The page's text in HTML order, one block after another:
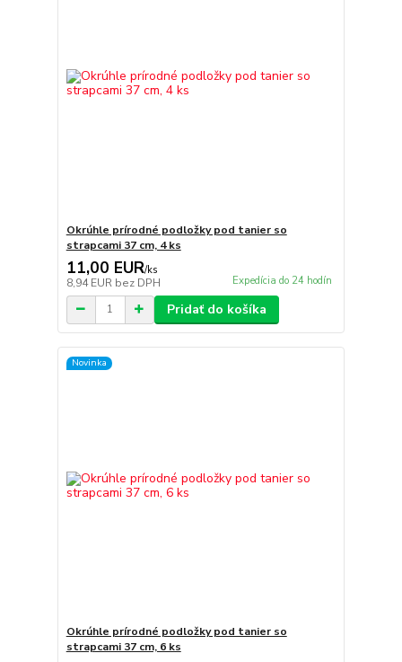
Okrúhle prírodné podložky pod tanier so
strapcami 37 cm, 4 ks
11,00 EUR/ks
8,94 EUR bez DPH Expedícia do 24 hodín
Pridať do košíka
Novinka
Okrúhle prírodné podložky pod tanier so
strapcami 37 cm, 6 ks